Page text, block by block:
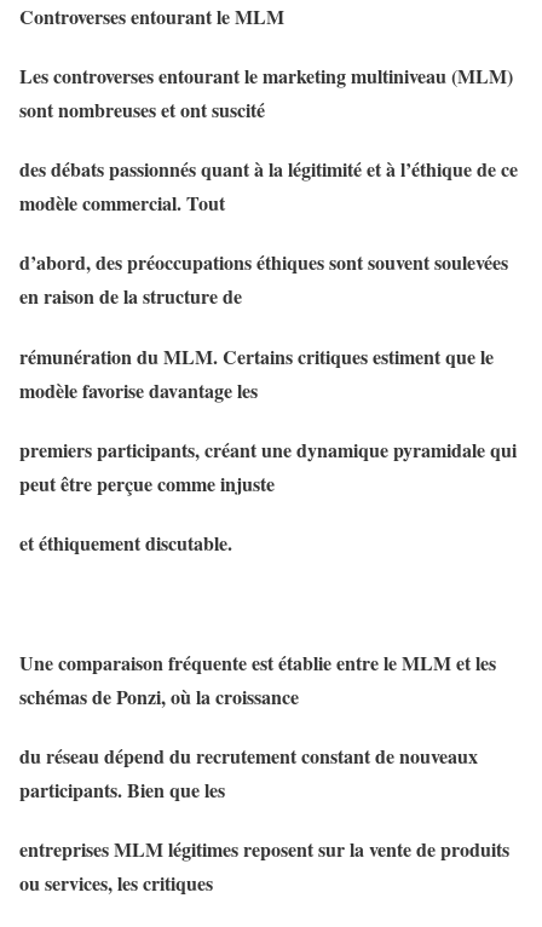
Controverses entourant le MLM
Les controverses entourant le marketing multiniveau (MLM)
sont nombreuses et ont suscité
des débats passionnés quant à la légitimité et à l’éthique de ce
modèle commercial. Tout
d’abord, des préoccupations éthiques sont souvent soulevées
en raison de la structure de
rémunération du MLM. Certains critiques estiment que le
modèle favorise davantage les
premiers participants, créant une dynamique pyramidale qui
peut être perçue comme injuste
et éthiquement discutable.
Une comparaison fréquente est établie entre le MLM et les
schémas de Ponzi, où la croissance
du réseau dépend du recrutement constant de nouveaux
participants. Bien que les
entreprises MLM légitimes reposent sur la vente de produits
ou services, les critiques